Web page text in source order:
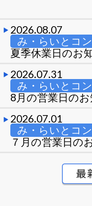
2026.08.07
み・らいとコ
夏季休業日のお
2026.07.31
み・らいとコ
8月の営業日の
2026.07.01
み・らいとコ
７月の営業日の